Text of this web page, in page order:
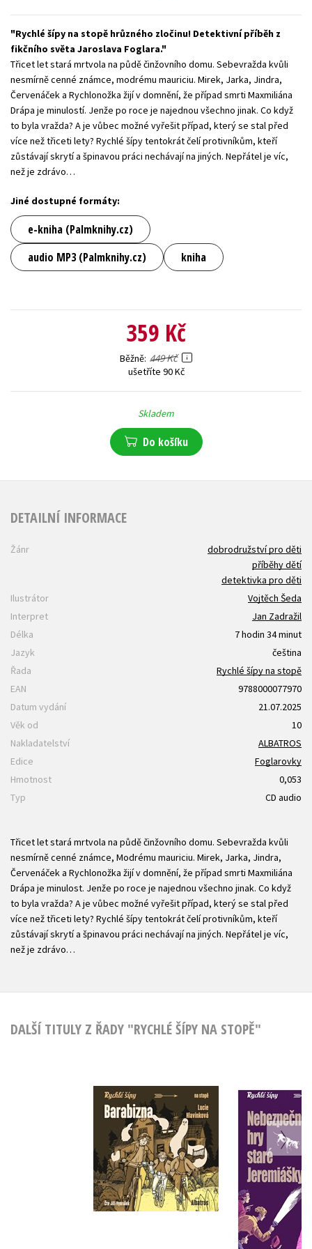
Young adult (SK)
Zahraniční literatura Zdraví a životní styl
Všechny tituly
Rychlé šípy na stopě hrůzného zločinu! Detektivní příběh z
fikčního světa Jaroslava Foglara.
Třicet let stará mrtvola na půdě činžovního domu. Sebevražda kvůli
nesmírně cenné známce, modrému mauriciu. Mirek, Jarka, Jindra,
Červenáček a Rychlonožka žijí v domnění, že případ smrti Maxmiliána
Drápa je minulostí. Jenže po roce je najednou všechno jinak. Co když
to byla vražda? A je vůbec možné vyřešit případ, který se stal před
více než třiceti lety? Rychlé šípy tentokrát čelí protivníkům, kteří
zůstávají skrytí a špinavou práci nechávají na jiných. Nepřátel je víc,
než je zdrávo…
Jiné dostupné formáty:
e-kniha (Palmknihy.cz)
audio MP3 (Palmknihy.cz)
kniha
359 Kč
Běžně 449 Kč
ušetříte 90 Kč
Skladem
Do košíku
DETAILNÍ INFORMACE
Žánr
dobrodružství pro děti
příběhy dětí
detektivka pro děti
Ilustrátor
Vojtěch Šeda
Interpret
Jan Zadražil
Délka
7 hodin 34 minut
Jazyk
čeština
Řada
Rychlé šípy na stopě
EAN
9788000077970
Datum vydání
21.07.2025
Věk od
10
Nakladatelství
ALBATROS
Edice
Foglarovky
Hmotnost
0,053
Typ
CD audio
Třicet let stará mrtvola na půdě činžovního domu. Sebevražda kvůli
nesmírně cenné známce, Modrému mauriciu. Mirek, Jarka, Jindra,
Červenáček a Rychlonožka žijí v domnění, že případ smrti Maxmiliána
Drápa je minulost. Jenže po roce je najednou všechno jinak. Co když
to byla vražda? A je vůbec možné vyřešit případ, který se stal před
více než třiceti lety? Rychlé šípy tentokrát čelí protivníkům, kteří
zůstávají skrytí a špinavou práci nechávají na jiných. Nepřátel je víc,
než je zdrávo…
DALŠÍ TITULY Z ŘADY "RYCHLÉ ŠÍPY NA STOPĚ"
Barabizna
(audiokniha na CD)
Lucie Hlavinková
,
Jaroslav Foglar
staré
Jaroslav
Pavel
Do